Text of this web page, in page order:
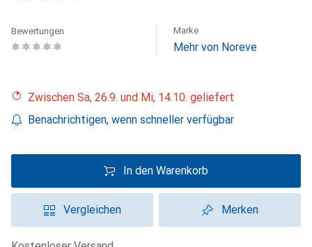
Bewertungen Marke
Mehr von Noreve
Zwischen Sa, 26.9. und Mi, 14.10. geliefert
Benachrichtigen, wenn schneller verfügbar
In den Warenkorb
Vergleichen Merken